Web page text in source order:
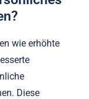
wie erhöhte
Diese